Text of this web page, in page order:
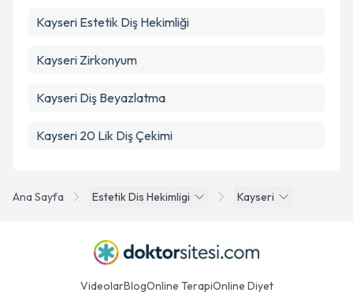
Ana Sayfa Estetik Dis Hekimligi Kayseri
Kayseri Estetik Diş Hekimliği
Kayseri Zirkonyum
Kayseri Diş Beyazlatma
Kayseri 20 Lik Diş Çekimi
VideolarBlogOnline TerapiOnline Diyet